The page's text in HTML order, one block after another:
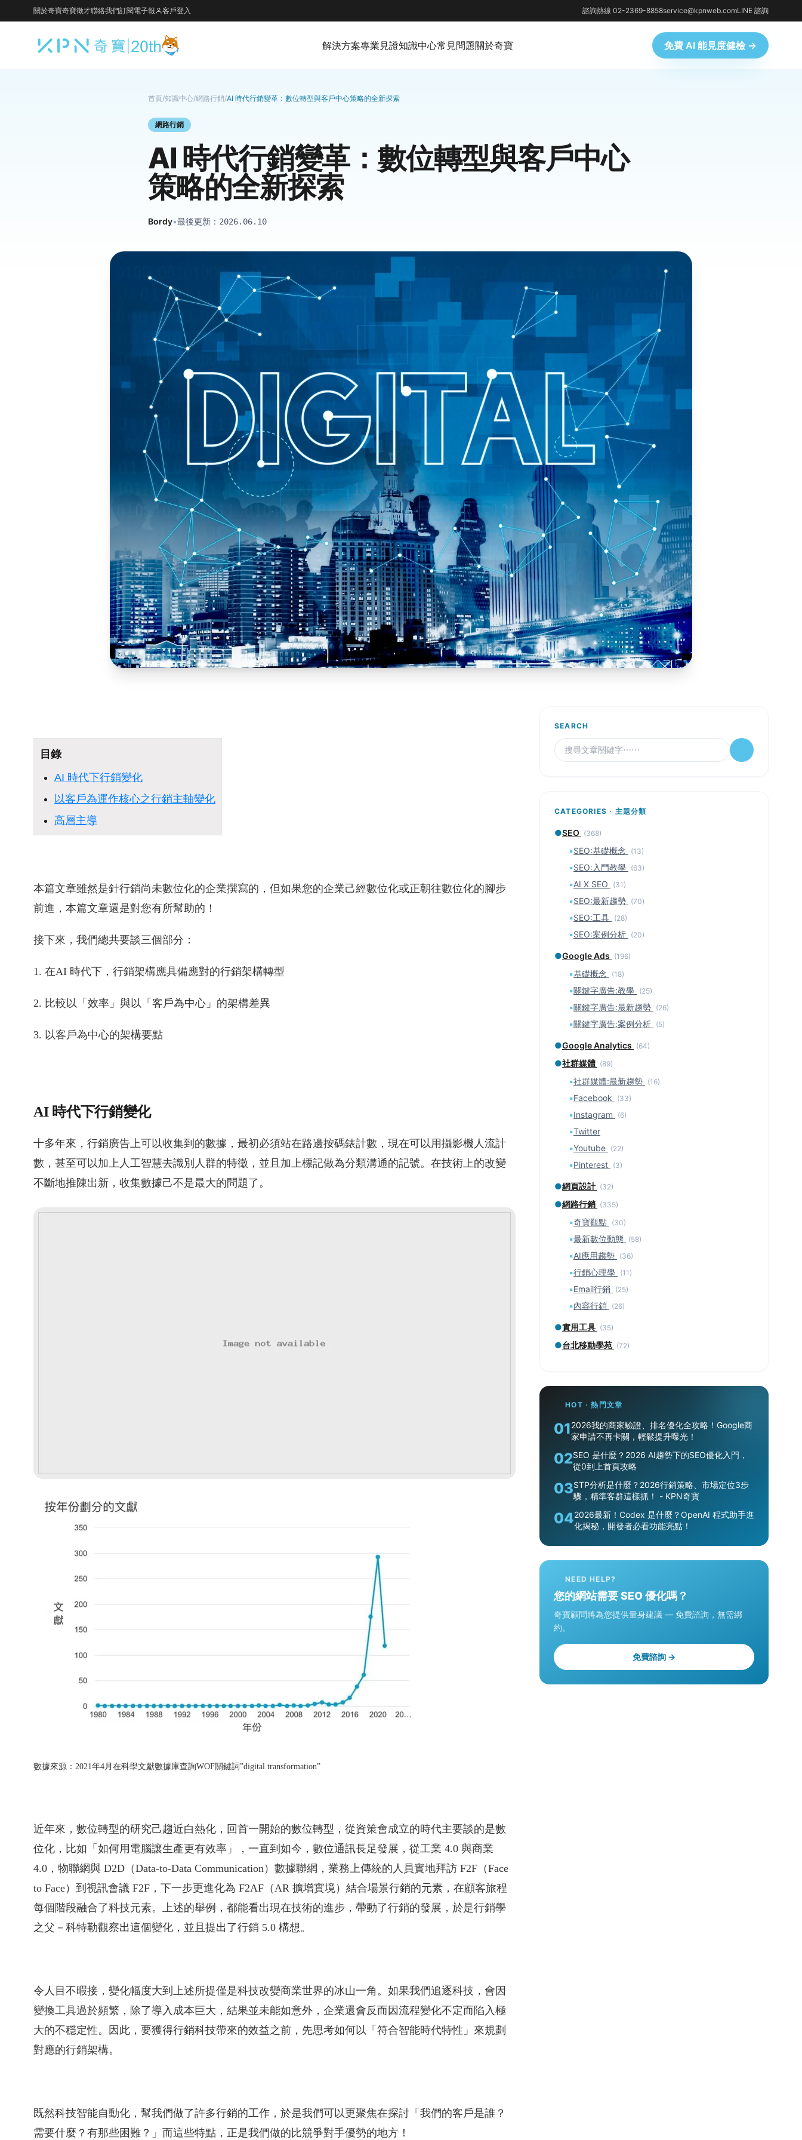
關於奇寶奇寶徵才聯絡我們訂閱電子報 客戶登入 諮詢熱線 02-2369-8858service@kpnweb.comLINE 諮詢
解決方案專業見證知識中心常見問題關於奇寶 免費 AI 能見度健檢 →
首頁/知識中心/網路行銷/AI 時代行銷變革：數位轉型與客戶中心策略的全新探索
網路行銷
AI 時代行銷變革：數位轉型與客戶中心
策略的全新探索
Bordy•最後更新： 2026.06.10
目錄
AI 時代下行銷變化
以客戶為運作核心之行銷主軸變化
高層主導
本篇文章雖然是針行銷尚未數位化的企業撰寫的，但如果您的企業己經數位化或正朝往數位化的腳步
前進，本篇文章還是對您有所幫助的！
接下來，我們總共要談三個部分：
1. 在AI 時代下，行銷架構應具備應對的行銷架構轉型
2. 比較以「效率」與以「客戶為中心」的架構差異
3. 以客戶為中心的架構要點
AI 時代下行銷變化
十多年來，行銷廣告上可以收集到的數據，最初必須站在路邊按碼錶計數，現在可以用攝影機人流計
數，甚至可以加上人工智慧去識別人群的特徵，並且加上標記做為分類溝通的記號。在技術上的改變
不斷地推陳出新，收集數據己不是最大的問題了。
數據來源： 2021年4月在科學文獻數據庫查詢WOF關鍵詞”digital transformation”
近年來，數位轉型的研究己趨近白熱化，回首一開始的數位轉型，從資策會成立的時代主要談的是數
位化，比如「如何用電腦讓生產更有效率」，一直到如今，數位通訊長足發展，從工業 4.0 與商業
4.0，物聯網與 D2D（Data-to-Data Communication）數據聯網，業務上傳統的人員實地拜訪 F2F（Face
to Face）到視訊會議 F2F，下一步更進化為 F2AF（AR 擴增實境）結合場景行銷的元素，在顧客旅程
每個階段融合了科技元素。上述的舉例，都能看出現在技術的進步，帶動了行銷的發展，於是行銷學
之父－科特勒觀察出這個變化，並且提出了行銷 5.0 構想。
令人目不暇接，變化幅度大到上述所提僅是科技改變商業世界的冰山一角。如果我們追逐科技，會因
變換工具過於頻繁，除了導入成本巨大，結果並未能如意外，企業還會反而因流程變化不定而陷入極
大的不穩定性。因此，要獲得行銷科技帶來的效益之前，先思考如何以「符合智能時代特性」來規劃
對應的行銷架構。
既然科技智能自動化，幫我們做了許多行銷的工作，於是我們可以更聚焦在探討「我們的客戶是誰？
需要什麼？有那些困難？」而這些特點，正是我們做的比競爭對手優勢的地方！
SEARCH
CATEGORIES · 主題分類
●SEO (368)
▪SEO:基礎概念 (13)
▪SEO:入門教學 (63)
▪AI X SEO (31)
▪SEO:最新趨勢 (70)
▪SEO:工具 (28)
▪SEO:案例分析 (20)
●Google Ads (196)
▪基礎概念 (18)
▪關鍵字廣告:教學 (25)
▪關鍵字廣告:最新趨勢 (26)
▪關鍵字廣告:案例分析 (5)
●Google Analytics (64)
●社群媒體 (89)
▪社群媒體:最新趨勢 (16)
▪Facebook (33)
▪Instagram (6)
▪Twitter
▪Youtube (22)
▪Pinterest (3)
●網頁設計 (32)
●網路行銷 (335)
▪奇寶觀點 (30)
▪最新數位動態 (58)
▪AI應用趨勢 (36)
▪行銷心理學 (11)
▪Email行銷 (25)
▪內容行銷 (26)
●實用工具 (35)
●台北移動學苑 (72)
HOT · 熱門文章
012026我的商家驗證、排名優化全攻略！Google商
家申請不再卡關，輕鬆提升曝光！
02SEO 是什麼？2026 AI趨勢下的SEO優化入門，
從0到上首頁攻略
03STP分析是什麼？2026行銷策略、市場定位3步
驟，精準客群這樣抓！ - KPN奇寶
042026最新！Codex 是什麼？OpenAI 程式助手進
化揭秘，開發者必看功能亮點！
NEED HELP?
您的網站需要 SEO 優化嗎？
奇寶顧問將為您提供量身建議 — 免費諮詢，無需綁
約。
免費諮詢 →